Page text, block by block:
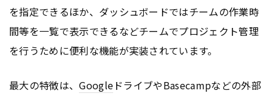
を指定できるほか、ダッシュボードではチームの作業時
間等を一覧で表示できるなどチームでプロジェクト管理
を行うために便利な機能が実装されています。
最大の特徴は、GoogleドライブやBasecampなどの外部